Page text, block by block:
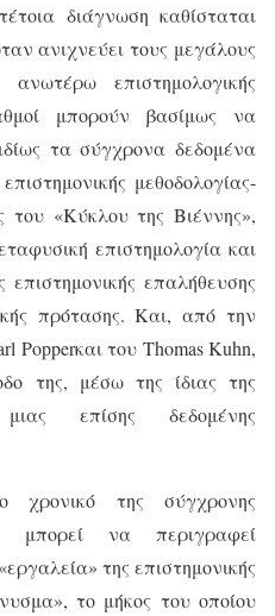
διάγνωση καθίσταται
ανιχνεύει τους μεγάλους
επιστημολογικής
μπορούν βασίμως να
τα σύγχρονα δεδομένα
μεθοδολογίας-
«Κύκλου της Βιέννης»,
επιστημολογία και
επιστημονικής επαλήθευσης
πρότασης. Και, από την
Popperκαι του Thomas Kuhn,
της, μέσω της ίδιας της
επίσης δεδομένης
της σύγχρονης
μπορεί να περιγραφεί
της επιστημονικής
το μήκος του οποίου